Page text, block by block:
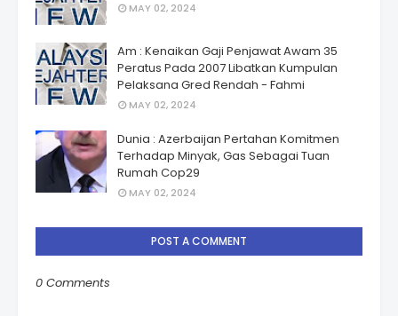
MAY 02, 2024
Am : Kenaikan Gaji Penjawat Awam 35
Peratus Pada 2007 Libatkan Kumpulan
Pelaksana Gred Rendah - Fahmi
MAY 02, 2024
Dunia : Azerbaijan Pertahan Komitmen
Terhadap Minyak, Gas Sebagai Tuan
Rumah Cop29
MAY 02, 2024
POST A COMMENT
0 Comments